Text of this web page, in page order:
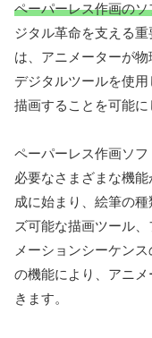
ペーパーレス作画の
ジタル革命を支える
は、アニメーターが物
デジタルツールを使
描画することを可能に
ペーパーレス作画ソ
必要なさまざまな機
成に始まり、絵筆の
ズ可能な描画ツール
メーションシーケン
の機能により、アニ
きます。